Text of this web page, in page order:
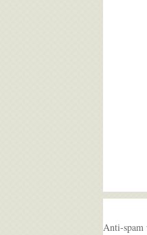
Anti-spam